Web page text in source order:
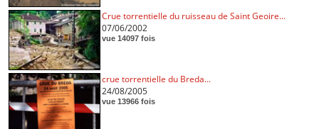
Crue torrentielle du ruisseau de Saint Geoire...
07/06/2002
vue 14097 fois
crue torrentielle du Breda...
24/08/2005
vue 13966 fois